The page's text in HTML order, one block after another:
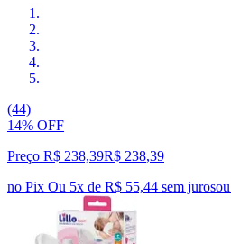
(44)
14% OFF
Preço R$ 238,39R$ 238,39
no Pix Ou 5x de R$ 55,44 sem jurosou